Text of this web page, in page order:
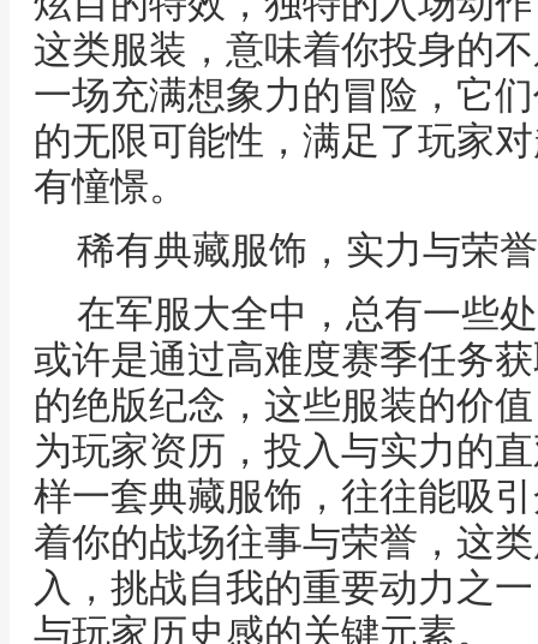
这类服装，意味着你投身的
一场充满想象力的冒险，它
的无限可能性，满足了玩家
有憧憬。
稀有典藏服饰，实力与荣
在军服大全中，总有一些
或许是通过高难度赛季任务
的绝版纪念，这些服装的价
为玩家资历，投入与实力的
样一套典藏服饰，往往能吸
着你的战场往事与荣誉，这
入，挑战自我的重要动力之
与玩家历史感的关键元素。